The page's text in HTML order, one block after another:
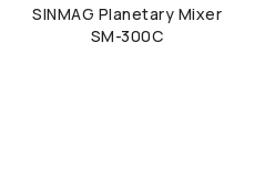
SINMAG Planetary Mixer
SM-300C